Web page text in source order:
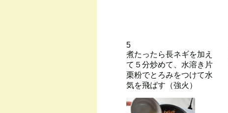
5
煮たったら長ネギを加え
て５分炒めて、水溶き片
栗粉でとろみをつけて水
気を飛ばす（強火）